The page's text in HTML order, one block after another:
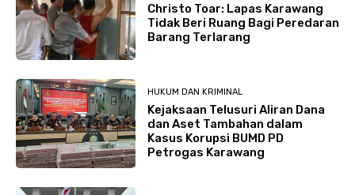
Christo Toar: Lapas Karawang
Tidak Beri Ruang Bagi Peredaran
Barang Terlarang
HUKUM DAN KRIMINAL
Kejaksaan Telusuri Aliran Dana
dan Aset Tambahan dalam
Kasus Korupsi BUMD PD
Petrogas Karawang